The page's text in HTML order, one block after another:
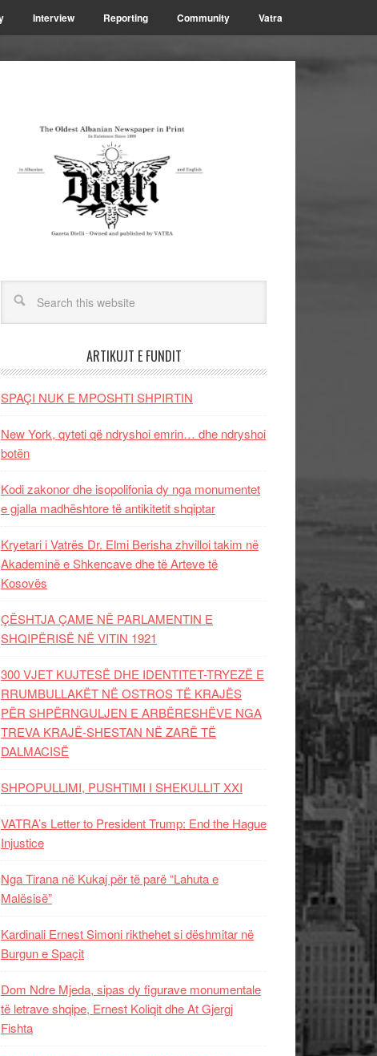
Interview Reporting Community Vatra
ARTIKUJT E FUNDIT
SPAÇI NUK E MPOSHTI SHPIRTIN
New York, qyteti që ndryshoi emrin… dhe ndryshoi
botën
Kodi zakonor dhe isopolifonia dy nga monumentet
e gjalla madhështore të antikitetit shqiptar
Kryetari i Vatrës Dr. Elmi Berisha zhvilloi takim në
Akademinë e Shkencave dhe të Arteve të
Kosovës
ÇËSHTJA ÇAME NË PARLAMENTIN E
SHQIPËRISË NË VITIN 1921
300 VJET KUJTESË DHE IDENTITET-TRYEZË E
RRUMBULLAKËT NË OSTROS TË KRAJËS
PËR SHPËRNGULJEN E ARBËRESHËVE NGA
TREVA KRAJË-SHESTAN NË ZARË TË
DALMACISË
SHPOPULLIMI, PUSHTIMI I SHEKULLIT XXI
VATRA’s Letter to President Trump: End the Hague
Injustice
Nga Tirana në Kukaj për të parë “Lahuta e
Malësisë”
Kardinali Ernest Simoni rikthehet si dëshmitar në
Burgun e Spaçit
Dom Ndre Mjeda, sipas dy figurave monumentale
të letrave shqipe, Ernest Koliqit dhe At Gjergj
Fishta